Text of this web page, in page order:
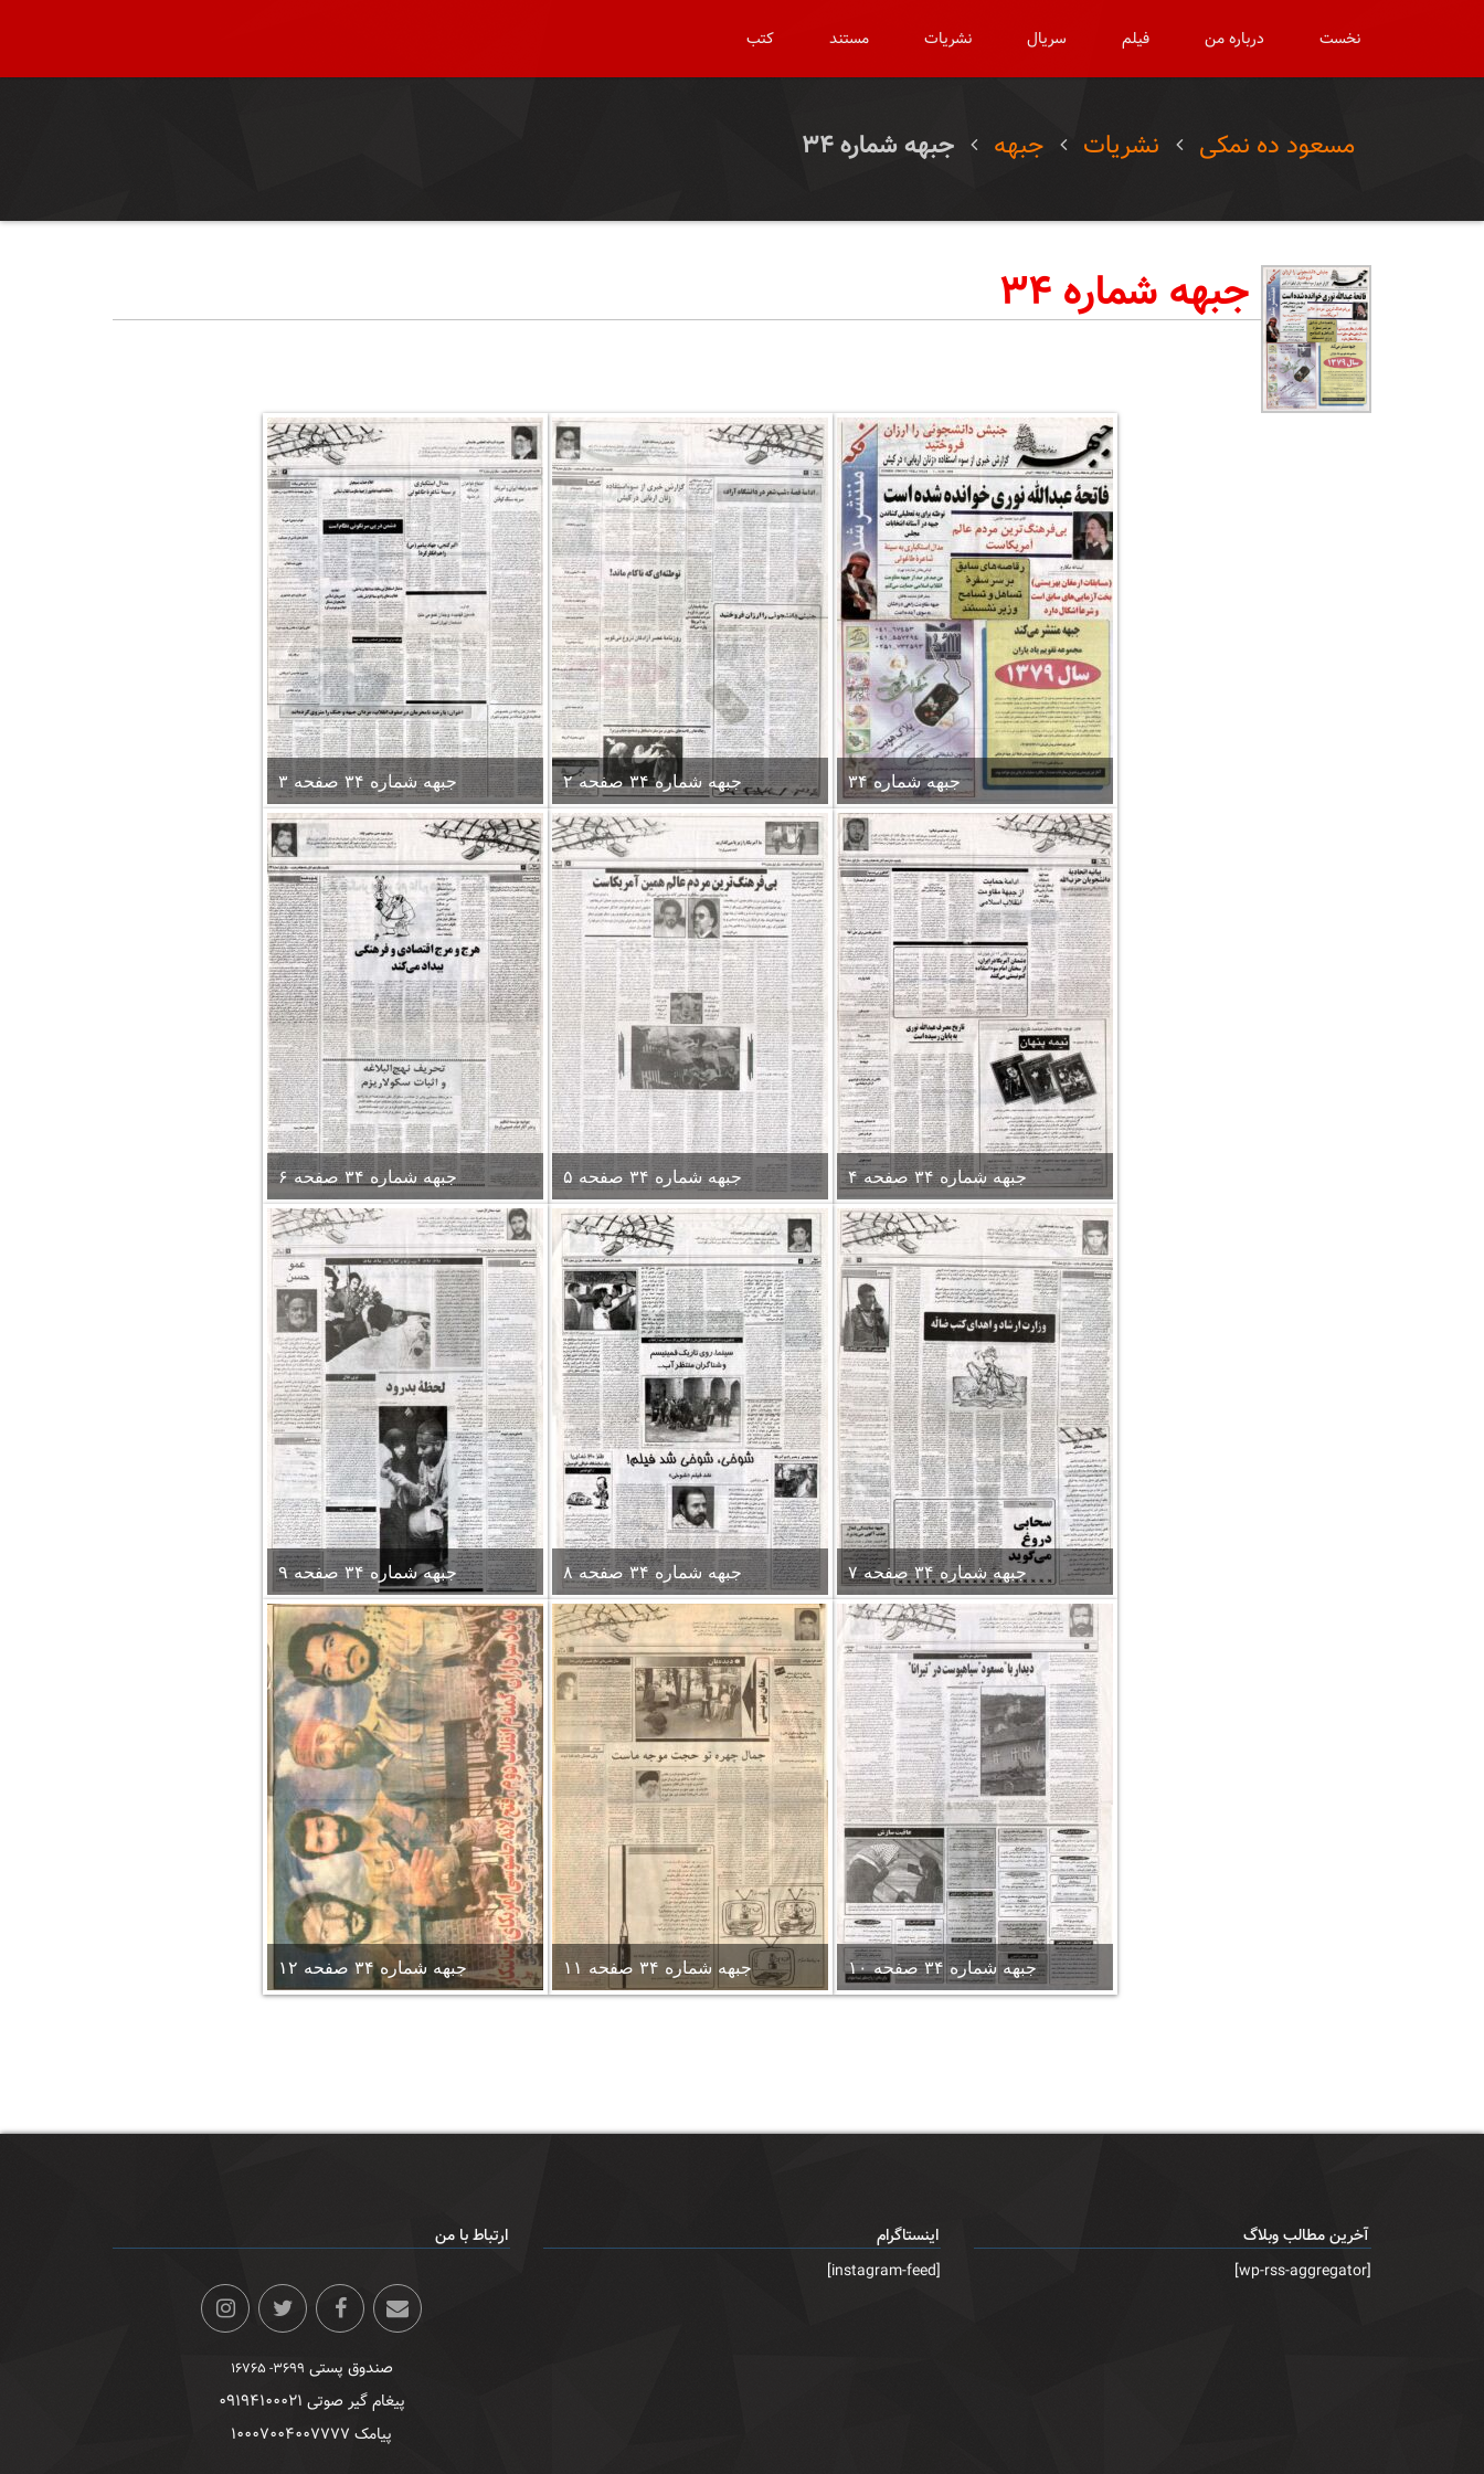
کتب مستند نشریات سریال فیلم درباره من نخست
مسعود ده نمکی نشریات جبهه جبهه شماره ۳۴
جبهه شماره ۳۴
جبهه شماره ۳۴ جبهه شماره ۳۴ صفحه ۲ جبهه شماره ۳۴ صفحه ۳
جبهه شماره ۳۴ صفحه ۴ جبهه شماره ۳۴ صفحه ۵ جبهه شماره ۳۴ صفحه ۶
جبهه شماره ۳۴ صفحه ۷ جبهه شماره ۳۴ صفحه ۸ جبهه شماره ۳۴ صفحه ۹
جبهه شماره ۳۴ صفحه ۱۰ جبهه شماره ۳۴ صفحه ۱۱ جبهه شماره ۳۴ صفحه ۱۲
ارتباط با من
صندوق پستی ۳۶۹۹- ۱۶۷۶۵
پیغام گیر صوتی ۰۹۱۹۴۱۰۰۰۲۱
پیامک ۱۰۰۰۷۰۰۴۰۰۷۷۷۷
اینستاگرام
[instagram-feed]
آخرین مطالب وبلاگ
[wp-rss-aggregator]